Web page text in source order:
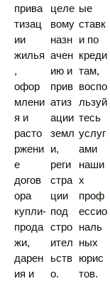
прива
тизац
ии
жилья
,
офор
млени
я и
расто
ржени
е
догов
ора
купли-
прода
жи,
дарен
ия и
целе
вому
назн
ачен
ию и
прив
атиз
ации
земл
и,
реги
стра
ции
под
стро
ител
ьств
о.
ые
ставк
и по
креди
там,
воспо
льзуй
тесь
услуг
ами
наши
х
проф
ессио
наль
ных
юрис
тов.